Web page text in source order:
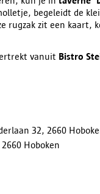
begeleidt de
rugzak zit een kaart,
vanuit Bistro
32, 2660
Hoboken